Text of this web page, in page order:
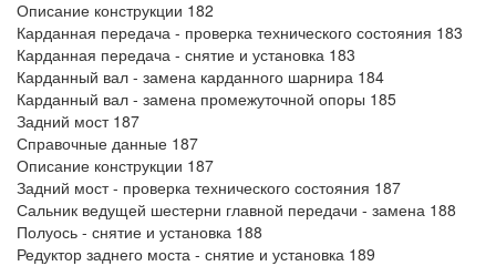
Описание конструкции 182
Карданная передача - проверка технического состояния 183
Карданная передача - снятие и установка 183
Карданный вал - замена карданного шарнира 184
Карданный вал - замена промежуточной опоры 185
Задний мост 187
Справочные данные 187
Описание конструкции 187
Задний мост - проверка технического состояния 187
Сальник ведущей шестерни главной передачи - замена 188
Полуось - снятие и установка 188
Редуктор заднего моста - снятие и установка 189